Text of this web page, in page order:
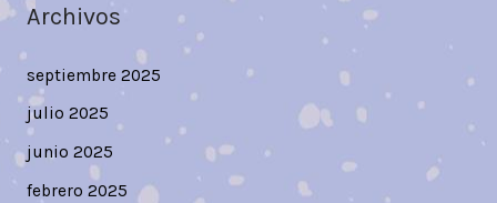
Archivos
septiembre 2025
julio 2025
junio 2025
febrero 2025